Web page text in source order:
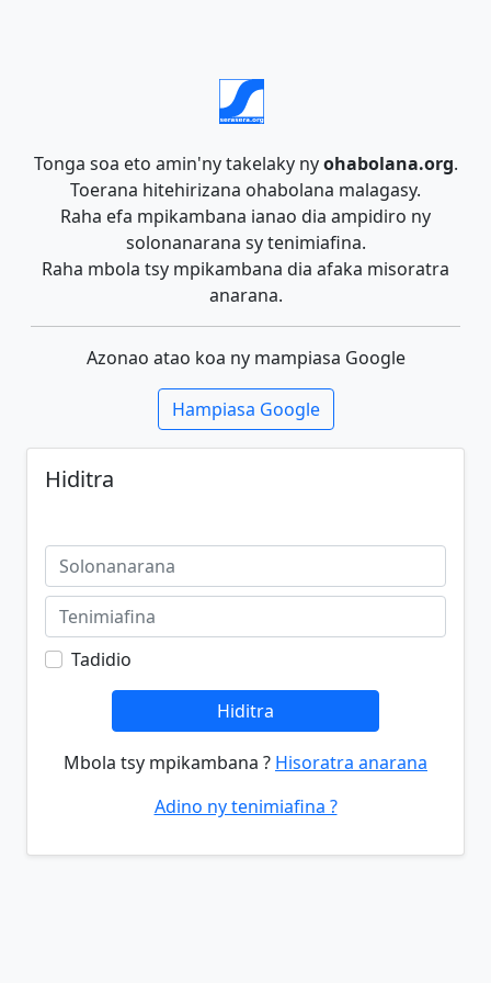
Tonga soa eto amin'ny takelaky nyohabolana.org.
Toerana hitehirizana ohabolana malagasy.
Raha efa mpikambana ianao dia ampidiro ny
solonanarana sy tenimiafina.
Raha mbola tsy mpikambana dia afaka misoratra
anarana.
Azonao atao koa ny mampiasa Google
Hampiasa Google
Hiditra
Tadidio
Hiditra
Mbola tsy mpikambana ? Hisoratra anarana
Adino ny tenimiafina ?